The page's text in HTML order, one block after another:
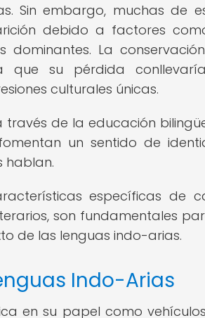
Sin embargo, muchas de
debido a factores
dominantes. La
que su pérdida
culturales únicas.
de la educación
un sentido de
hablan.
específicas de
son fundamentales
de las lenguas indo-arias.
Indo-Arias
en su papel como